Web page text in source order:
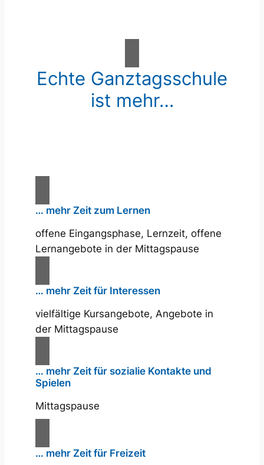
Echte Ganztagsschule
ist mehr…
… mehr Zeit zum Lernen
offene Eingangsphase, Lernzeit, offene
Lernangebote in der Mittagspause
… mehr Zeit für Interessen
vielfältige Kursangebote, Angebote in
der Mittagspause
… mehr Zeit für sozialie Kontakte und
Spielen
Mittagspause
… mehr Zeit für Freizeit